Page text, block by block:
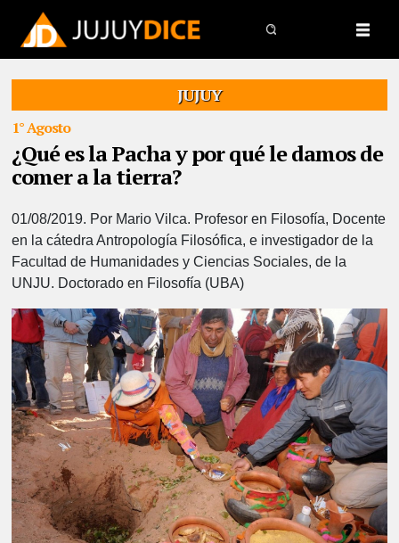
JUJUY
1° Agosto
¿Qué es la Pacha y por qué le damos de
comer a la tierra?
01/08/2019. Por Mario Vilca. Profesor en Filosofía, Docente
en la cátedra Antropología Filosófica, e investigador de la
Facultad de Humanidades y Ciencias Sociales, de la
UNJU. Doctorado en Filosofía (UBA)